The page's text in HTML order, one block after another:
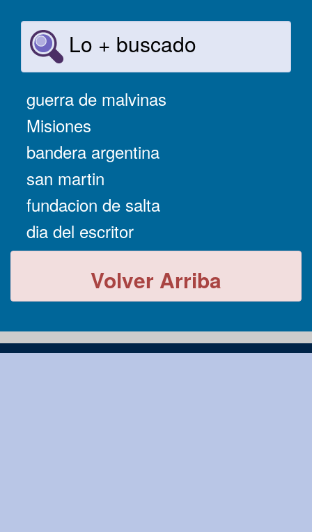
Lo + buscado
guerra de malvinas
Misiones
bandera argentina
san martin
fundacion de salta
dia del escritor
Volver Arriba